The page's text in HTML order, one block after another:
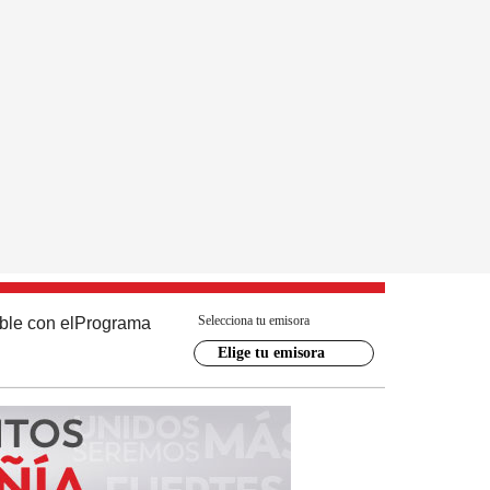
con el Programa Selecciona tu emisora
Elige tu emisora